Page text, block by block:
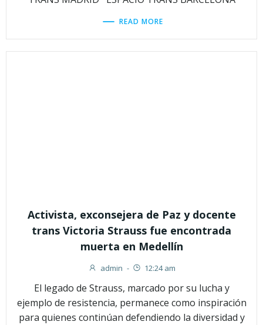
READ MORE
Activista, exconsejera de Paz y docente
trans Victoria Strauss fue encontrada
muerta en Medellín
admin - 12:24 am
El legado de Strauss, marcado por su lucha y
ejemplo de resistencia, permanece como inspiración
para quienes continúan defendiendo la diversidad y